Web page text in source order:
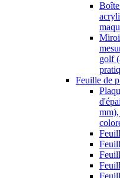
Boîte
golf
Feuille de